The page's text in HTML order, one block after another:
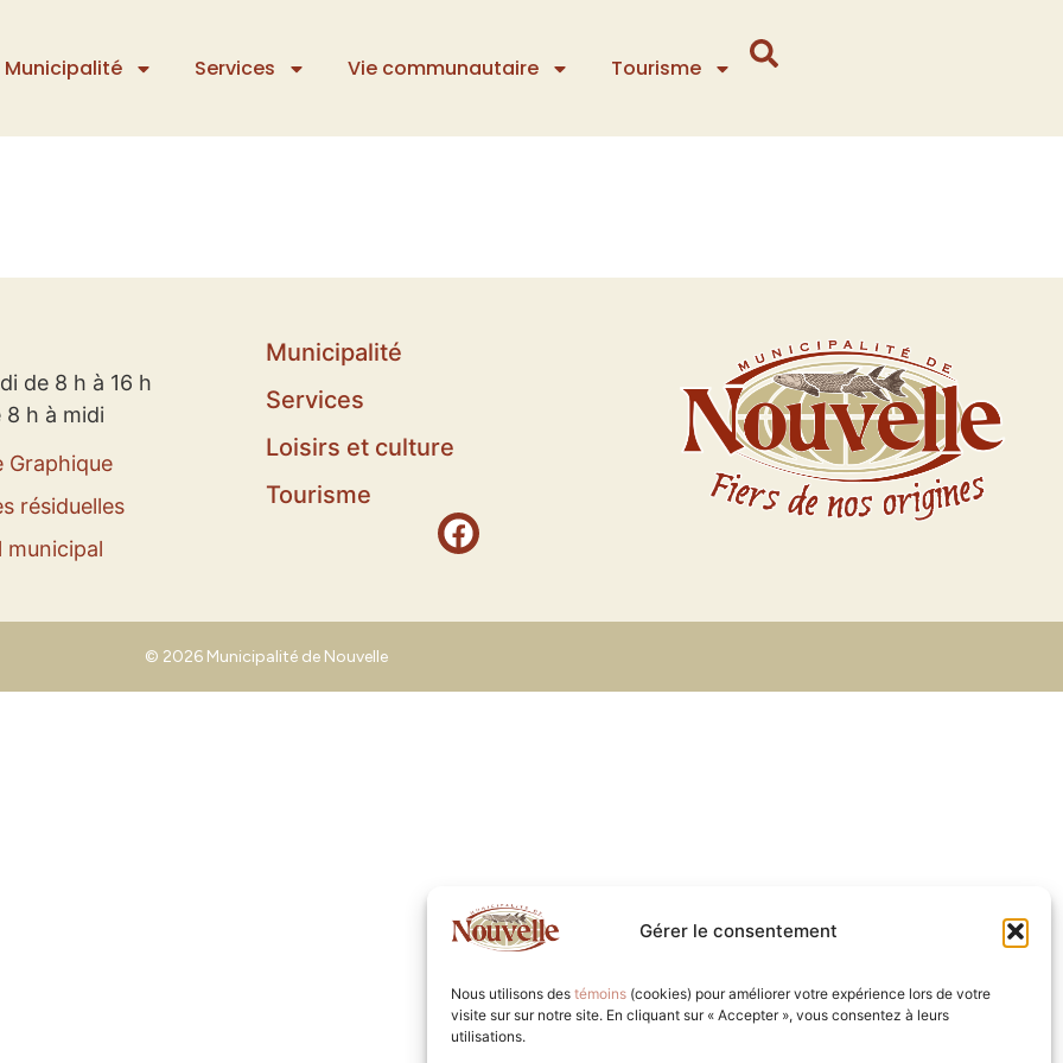
Gérer le consentement
Nous utilisons des témoins (cookies) pour améliorer votre expérience lors de votre
visite sur sur notre site. En cliquant sur « Accepter », vous consentez à leurs
utilisations.
Municipalité Services Vie communautaire Tourisme
de 8 h à 16 h
8 h à midi
Graphique
résiduelles
municipal
Municipalité
Services
Loisirs et culture
Tourisme
© 2026 Municipalité de Nouvelle